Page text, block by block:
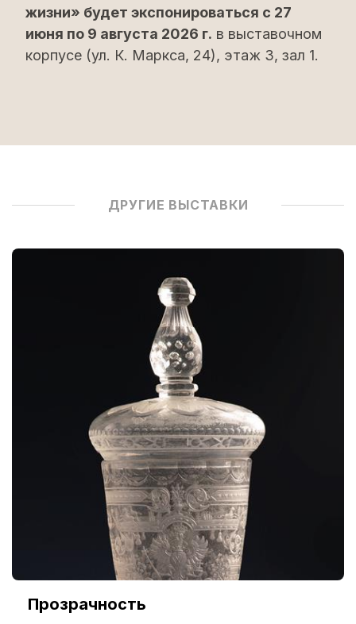
жизни» будет экспонироваться с 27
июня по 9 августа 2026 г. в выставочном
корпусе (ул. К. Маркса, 24), этаж 3, зал 1.
ДРУГИЕ ВЫСТАВКИ
Прозрачность